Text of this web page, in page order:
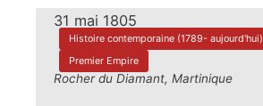
31 mai 1805
Histoire contemporaine (1789- aujourd'hui)
Premier Empire
Rocher du Diamant, Martinique